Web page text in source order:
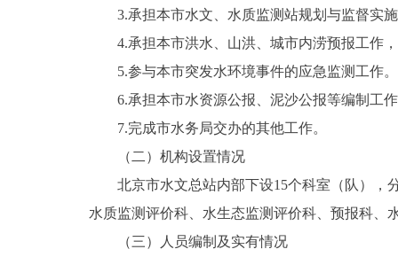
3.承担本市水文、水质监测站规划与监督实施
4.承担本市洪水、山洪、城市内涝预报工作，
5.参与本市突发水环境事件的应急监测工作。
6.承担本市水资源公报、泥沙公报等编制工
7.完成市水务局交办的其他工作。
（二）机构设置情况
北京市水文总站内部下设15个科室（队），
水质监测评价科、水生态监测评价科、预报科、
（三）人员编制及实有情况